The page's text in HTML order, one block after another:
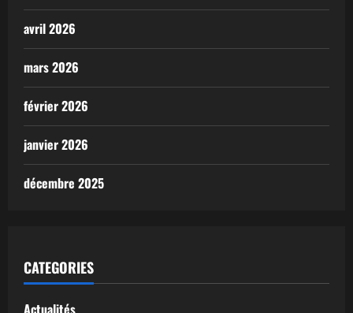
avril 2026
mars 2026
février 2026
janvier 2026
décembre 2025
CATEGORIES
Actualités